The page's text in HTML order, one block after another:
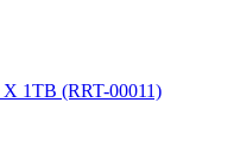
X 1TB (RRT-00011)